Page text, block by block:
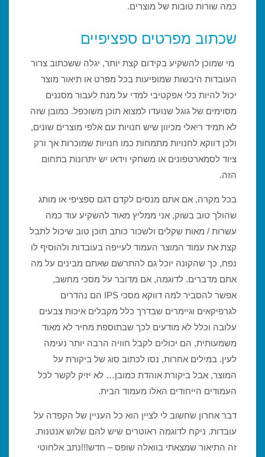
כמה שורות טובות של מוצרים.
שכתוב מפרטים ספציפיים
מי שמוכן להשקיע בקידום קצת יותר, יגלה ששכתוב צרור
העובדות היבשות שמופיעות בכל מפרט או תיאור מוצר
יכול להיות כלי אפקטיבי למדי על מנת לעבור מסננים
מסוימים של גוגל שנועדו למצוא תוכן משוכפל. כמובן שזה
לא תמיד ריאלי מכיוון שיש חנויות עם אלפי מוצרים שונים,
ולכן דווקא לחנויות מתמחות כמו חנויות שמוכרות אך ורק
ציוד לסמארטפונים או משחקי וידאו יש יתרונות בתחום
הזה.
בכל מקרה, אם אתם מנסים לקדם דגם ספציפי או מותג
שהולך טוב בשוק, אני ממליץ מאוד להשקיע עוד כמה
עשרות / מאות שקלים ולשכור כותב תוכן טוב שיכול לתבל
קצת את עמוד המוצר העמוד לעייפה בעובדות ולהוסיף לו
נפח, כך שהקונה יוכל גם להתרשם שאתם מבינים על מה
אתם מדברים. לדוגמה, אם מדובר על מסכי מחשב,
אפשר להסביר למה דווקא מסכי IPS הם נהדרים
לגרפיקאים וגיימרים שבדרך כלל מקבלים איכות צבעים
עלובה וכלל לא מודעים לכך שבתוספת מחיר לא מאוד
משמעותית, הם יכולים לקבל חוויה הרבה יותר נעימה
לעין. במילים אחרות, נסו לכתוב סוג של ביקורת על
המוצר, אבל ביקורת אוהדת כמובן… לא יזיק לקשר לכל
העמודים הייחודים האלו מעמוד הבית.
דבר אחרון שחשוב לי לציין הוא כל העניין של הקפדה על
עובדות. ניקח לדוגמה ראוטרים שיש להם שלוש אנטנות.
זה התיאור שמצאתי בוואלה שופס – חדש!!!נתב אלחוטי